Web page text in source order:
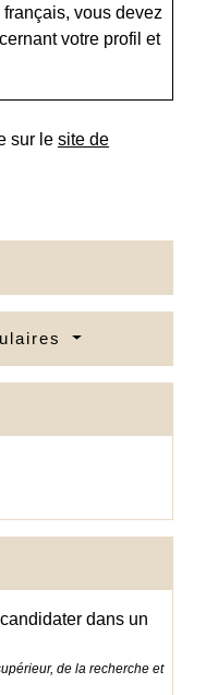
vous devez
votre profil et
sur le site de
dans un
de la recherche et